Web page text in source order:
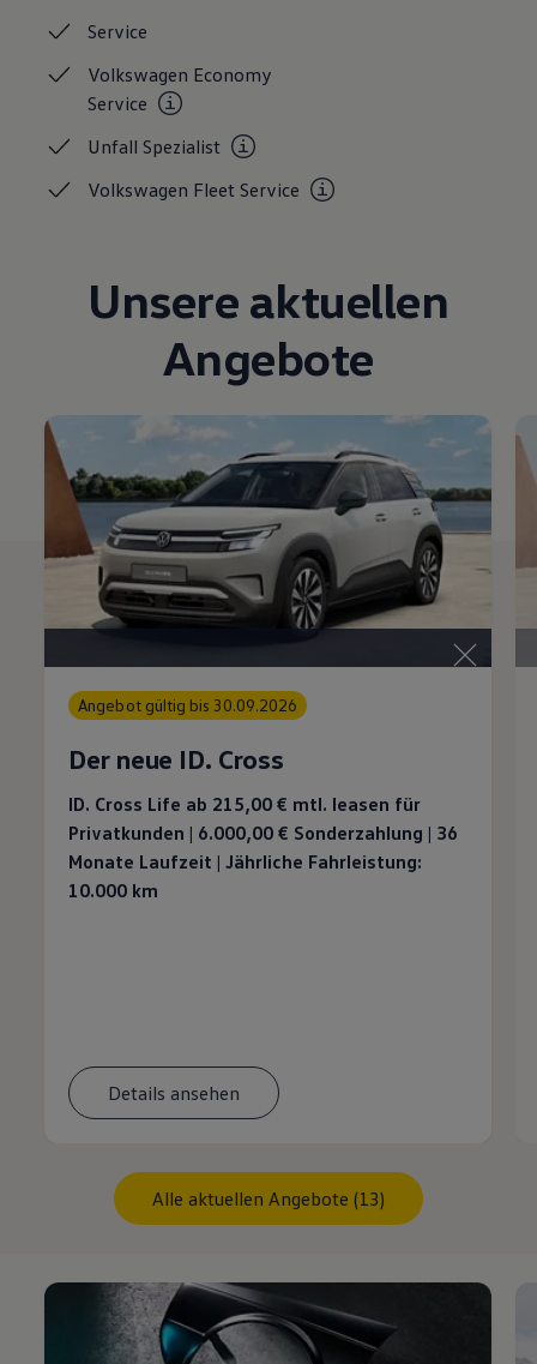
Service
Volkswagen Economy
Service
UnfallSpezialist
Volkswagen FleetService
Unsere aktuellen
Angebote
Angebot gültig bis 30.09.2026
Der neue ID. Cross
ID. Cross Life ab 215,00 € mtl. leasen für
Privatkunden | 6.000,00 € Sonderzahlung | 36
Monate Laufzeit | Jährliche Fahrleistung:
10.000 km
Details ansehen
Alle aktuellen Angebote (13)